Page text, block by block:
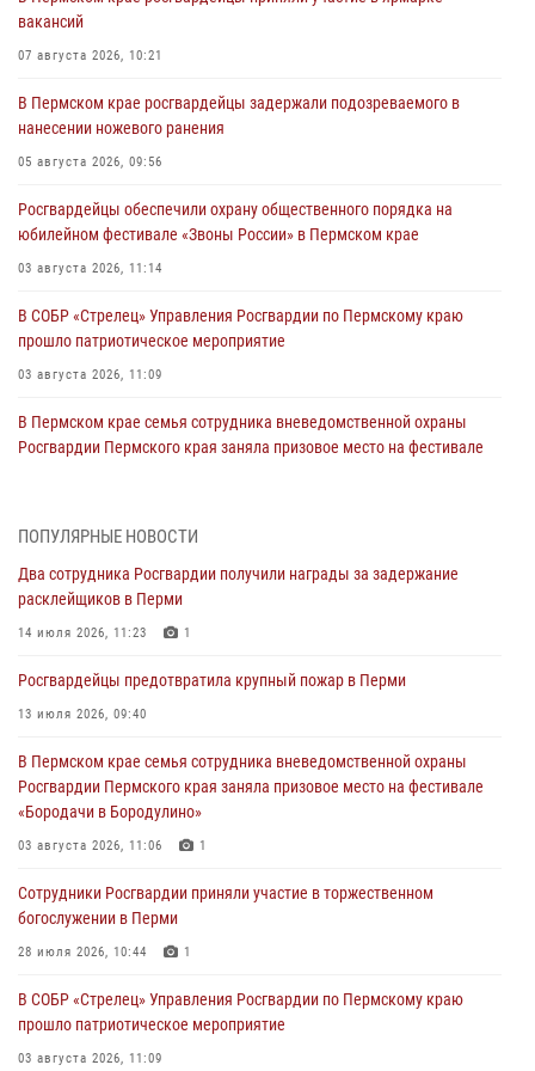
вакансий
07 августа 2026, 10:21
В Пермском крае росгвардейцы задержали подозреваемого в
нанесении ножевого ранения
05 августа 2026, 09:56
Росгвардейцы обеспечили охрану общественного порядка на
юбилейном фестивале «Звоны России» в Пермском крае
03 августа 2026, 11:14
В СОБР «Стрелец» Управления Росгвардии по Пермскому краю
прошло патриотическое мероприятие
03 августа 2026, 11:09
В Пермском крае семья сотрудника вневедомственной охраны
Росгвардии Пермского края заняла призовое место на фестивале
юных спортсменов
03 августа 2026, 10:59
30 июля 2026, 05:19
богослужении в Перми
28 июля 2026, 10:44
Росгвардейцы оказали силовую поддержку при задержании
28 июля 2026, 06:15
ПОПУЛЯРНЫЕ НОВОСТИ
Два сотрудника Росгвардии получили награды за задержание
расклейщиков в Перми
14 июля 2026, 11:23 1
Росгвардейцы предотвратила крупный пожар в Перми
13 июля 2026, 09:40
В Пермском крае семья сотрудника вневедомственной охраны
Росгвардии Пермского края заняла призовое место на фестивале
«Бородачи в Бородулино»
03 августа 2026, 11:06 1
Сотрудники Росгвардии приняли участие в торжественном
богослужении в Перми
28 июля 2026, 10:44 1
В СОБР «Стрелец» Управления Росгвардии по Пермскому краю
прошло патриотическое мероприятие
03 августа 2026, 11:09